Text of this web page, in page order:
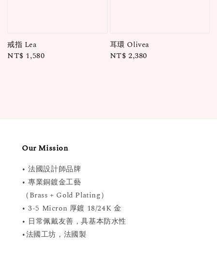
戒指 Lea
Regular
NT$ 1,580
耳環 Olivea
Regular
NT$ 2,380
Our Mission
• 法國設計師品牌
• 專業銅鍍金工藝
（Brass + Gold Plating）
• 3-5 Micron 厚鍍 18/24K 金
• 日常佩戴友善，具基本防水性
•法國工坊，法國製